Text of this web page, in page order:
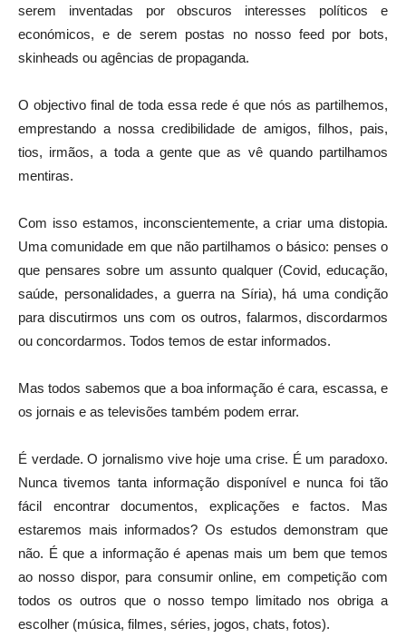
serem inventadas por obscuros interesses políticos e
económicos, e de serem postas no nosso feed por bots,
skinheads ou agências de propaganda.
O objectivo final de toda essa rede é que nós as partilhemos,
emprestando a nossa credibilidade de amigos, filhos, pais,
tios, irmãos, a toda a gente que as vê quando partilhamos
mentiras.
Com isso estamos, inconscientemente, a criar uma distopia.
Uma comunidade em que não partilhamos o básico: penses o
que pensares sobre um assunto qualquer (Covid, educação,
saúde, personalidades, a guerra na Síria), há uma condição
para discutirmos uns com os outros, falarmos, discordarmos
ou concordarmos. Todos temos de estar informados.
Mas todos sabemos que a boa informação é cara, escassa, e
os jornais e as televisões também podem errar.
É verdade. O jornalismo vive hoje uma crise. É um paradoxo.
Nunca tivemos tanta informação disponível e nunca foi tão
fácil encontrar documentos, explicações e factos. Mas
estaremos mais informados? Os estudos demonstram que
não. É que a informação é apenas mais um bem que temos
ao nosso dispor, para consumir online, em competição com
todos os outros que o nosso tempo limitado nos obriga a
escolher (música, filmes, séries, jogos, chats, fotos).